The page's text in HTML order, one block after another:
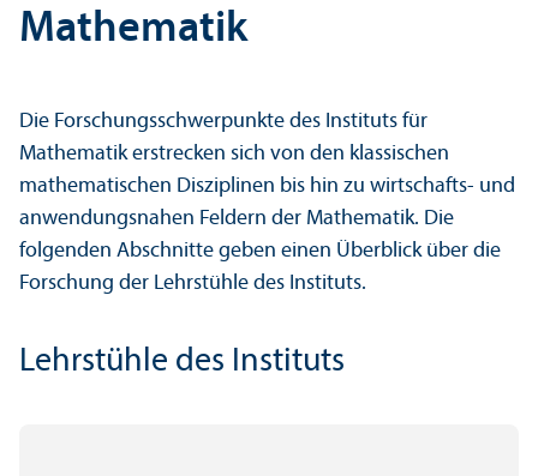
Mathematik
Die Forschungs­schwerpunkte des Instituts für
Mathematik erstrecken sich von den klassischen
mathematischen Disziplinen bis hin zu wirtschafts- und
anwendungs­nahen Feldern der Mathematik. Die
folgenden Abschnitte geben einen Über­blick über die
Forschung der Lehr­stühle des Instituts.
Lehr­stühle des Instituts